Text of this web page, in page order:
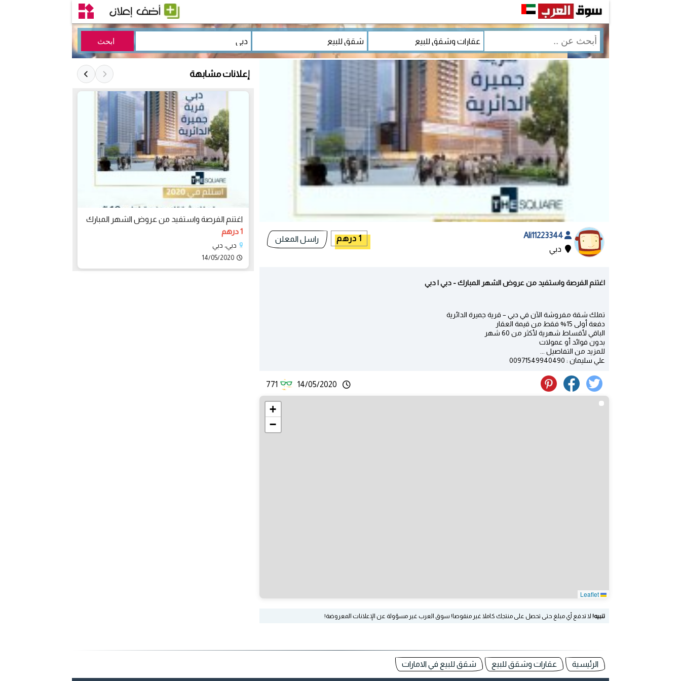
دبي
1 درهم راسل المعلن
اغتنم الفرصة واستفيد من عروض الشهر المبارك - دبي | دبي
تملك شقة مفروشة الآن في دبي – قرية جميرة الدائرية
دفعة أولى 15% فقط من قيمة العقار
الباقي لأقساط شهرية لأكثر من 60 شهر
بدون فوائد أو عمولات
للمزيد من التفاصيل ...
علي سليمان : 00971549940490
14/05/2020
771
+
−
تنبيه! لا تدفع أي مبلغ حتى تحصل على منتجك كاملا غير منقوصا! سوق العرب غير مسؤولة عن الإعلانات المعروضة!
إعلانات مشابهة
اغتنم الفرصة واستفيد من عروض الشهر المبارك
1 درهم
دبي، دبي
14/05/2020
الرئيسية عقارات وشقق للبيع شقق للبيع في الامارات